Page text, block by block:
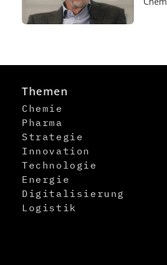
Themen
Chemie
Pharma
Strategie
Innovation
Technologie
Energie
Digitalisierung
Logistik